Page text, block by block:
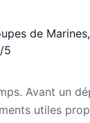
de
5
Avant un
utiles